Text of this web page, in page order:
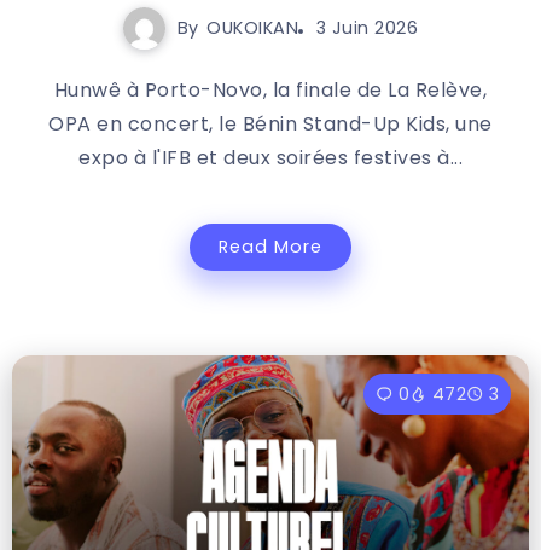
By OUKOIKAN 3 Juin 2026
Hunwê à Porto-Novo, la finale de La Relève,
OPA en concert, le Bénin Stand-Up Kids, une
expo à l'IFB et deux soirées festives à...
Read More
0 472 3